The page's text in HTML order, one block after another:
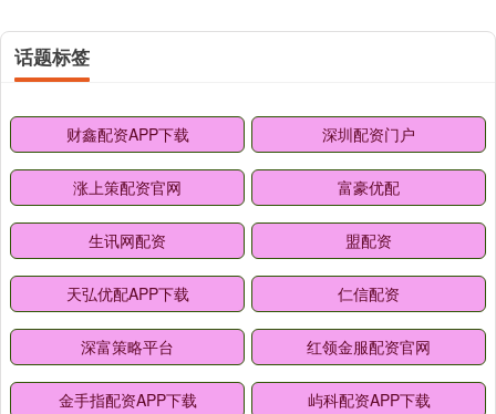
话题标签
财鑫配资APP下载 深圳配资门户
涨上策配资官网 富豪优配
生讯网配资 盟配资
天弘优配APP下载 仁信配资
深富策略平台 红领金服配资官网
金手指配资APP下载 屿科配资APP下载